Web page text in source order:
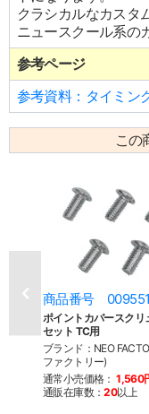
クラシカルなカスタ
ニュースクール系の
参考ページ
参考資料：タイミン
この
商品番号 009551
ポイントカバースクリ
セット TC用
ブランド：NEO
ファクトリー)
通常小売価格： 1,560
通販在庫数：20以上